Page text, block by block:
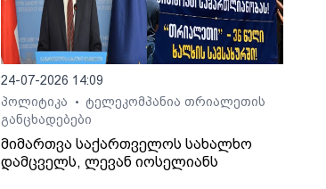
24-07-2026 14:09
პოლიტიკა
•
ტელეკომპანია თრიალეთის
განცხადებები
მიმართვა საქართველოს სახალხო
დამცველს, ლევან იოსელიანს